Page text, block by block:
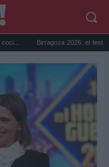
Birragoza 2026: el festival de